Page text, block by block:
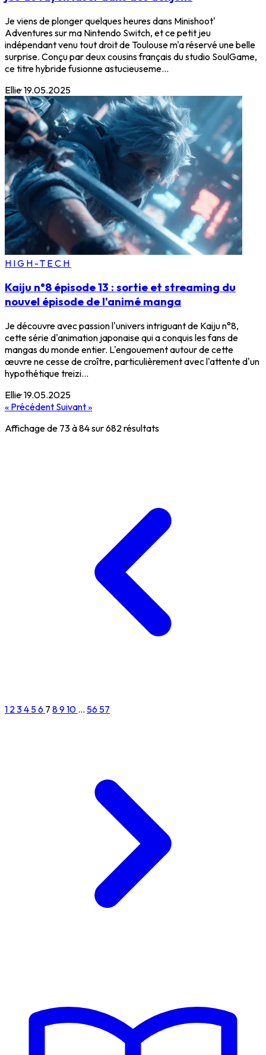
Je viens de plonger quelques heures dans Minishoot'
Adventures sur ma Nintendo Switch, et ce petit jeu
indépendant venu tout droit de Toulouse m'a réservé une belle
surprise. Conçu par deux cousins français du studio SoulGame,
ce titre hybride fusionne astucieuseme...
Ellie·19.05.2025
HIGH-TECH
Kaiju n°8 épisode 13 : sortie et streaming du
nouvel épisode de l'animé manga
Je découvre avec passion l'univers intriguant de Kaiju n°8,
cette série d'animation japonaise qui a conquis les fans de
mangas du monde entier. L'engouement autour de cette
œuvre ne cesse de croître, particulièrement avec l'attente d'un
hypothétique treizi...
Ellie·19.05.2025
« Précédent Suivant »
Affichage de 73à84sur682résultats
1 234 56 7 8910 ... 56 57